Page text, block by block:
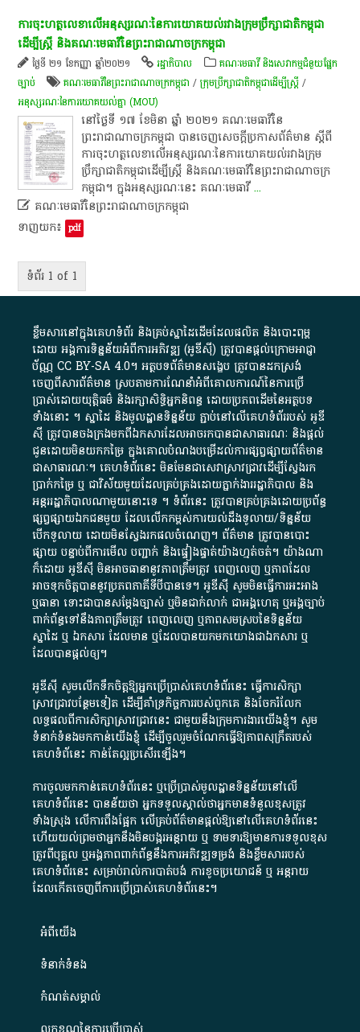
ការ​ចុះហត្ថលេខា​លើ​អនុស្សរណៈ​នៃ​ការ​យោគយល់​រវាង​ក្រុមប្រឹក្សា​ជាតិ​កម្ពុជា​
ដើម្បី​ស្ត្រី​ និង​គណៈមេធាវី​នៃ​ព្រះរាជាណាចក្រ​កម្ពុជា
ថ្ងៃទី ២១ ខែកញ្ញា ឆ្នាំ២០២១ រដ្ឋាភិបាល
គណៈមេធាវី និងសេវាកម្មជំនួយផ្នែក
ច្បាប់
គណៈមេធាវី​នៃ​ព្រះរាជាណាចក្រ​​កម្ពុជា​ /​ក្រុមប្រឹក្សា​ជាតិ​កម្ពុជា​ដើម្បី​ស្ត្រី /
អនុស្សរណៈនៃការយោគយល់គ្នា (MOU)
​នៅ​ថ្ងៃ​ទី​ ១៧​ ខែ​មិ​នា​ ឆ្នាំ​ ២០២១​ គណៈមេធាវី​នៃ​
ព្រះរាជាណាចក្រ​កម្ពុជា​ បាន​ចេញ​សេចក្តី​ប្រកាស​ព័ត៌មាន​ ស្តី​ពី​
ការ​ចុះហត្ថលេខា​លើ​អនុស្សរណៈ​នៃ​ការ​យោគយល់​រវាង​ក្រុម
ប្រឹក្សា​ជាតិ​កម្ពុជា​ដើម្បី​ស្ត្រី​ និង​គណៈមេធាវី​នៃ​ព្រះរាជាណាចក្រ​
កម្ពុជា​។​ ​ក្នុង​អនុស្សរណៈ​នេះ​ គណៈមេធាវី...
 គណៈមេធាវី​នៃ​ព្រះរាជាណាចក្រ​កម្ពុជា
ទាញយក៖ pdf
ទំព័រ 1 of 1
ខ្លឹមសារ​នៅ​ក្នុង​គេហទំព័រ និង​គ្រប់​ស្នា​ដៃ​ដើម​ដែល​ផលិត​ និង​បោះពុម្ព​
ដោយ​ អង្គការ​ទិន្នន័យ​អំពី​ការអភិវឌ្ឍ​​ (អូ​ឌី​ស៊ី)​ ត្រូវ​បាន​ផ្តល់​ក្រោម​អាជ្ញា
ប័ណ្ណ​CC BY-SA 4.0។​ អត្ថបទ​ព័ត៌មាន​សង្ខេប​ ត្រូវ​បាន​ដកស្រង់​
ចេញពី​សារព័ត៌មាន ស្របតាមការ​ណែនាំ​អំពី​គោលការណ៍​នៃ​ការ​ប្រើ
ប្រាស់​ដោយ​យុត្តិធម៌​ និង​រក្សាសិទ្ធិអ្នកនិពន្ធ ដោយ​ប្រភពដើម​នៃ​​អត្ថបទ
ទាំង​នោះ​ ។​ ស្នាដៃ​ និង​មូលដ្ឋាន​ទិន្នន័យ ​ភ្ជាប់​នៅ​លើ​គេហទំព័រ​របស់​ អូ​ឌី​
ស៊ី​ ត្រូវ​បាន​ចងក្រង​មក​ពី​ឯកសារ​ដែល​អាច​រក​បានជា​សាធារណៈ​ និង​ផ្តល់​
ជូន​ដោយ​មិន​យក​កម្រៃ​ ក្នុង​គោលបំណង​បម្រើ​ដល់ការ​ផ្សព្វផ្សាយ​ព័ត៌មាន​
ជា​សាធារណៈ​។​ គេហទំព័រ​នេះ​ មិនមែន​ជា​សេវា​ស្រាវជ្រាវ​ដើម្បី​ស្វែងរក
ប្រាក់​កម្រៃ​ ឬ​ ជា​វិស័យ​មួយ​ដែល​គ្រប់គ្រង​ដោយ​ភ្នាក់ងារ​រដ្ឋាភិបាល​ និង ​
អន្តររដ្ឋាភិបាល​ណាមួយ​នោះ​ទេ ​។​ ទំព័រ​នេះ​ ត្រូវ​បាន​គ្រប់គ្រង​ដោយ​ប្រព័ន្ធ​
ផ្សព្វផ្សាយ​ឯកជន​មួយ​ ដែល​លើកកម្ពស់​ការ​យល់​ដឹង​ទូលាយ​/​ទិន្នន័យ​
បើក​ទូលាយ​ ដោយ​មិនស្វែង​រក​ផល​ចំណេញ​។​ ព័ត៌មាន​ ត្រូវ​បាន​បោះ
ផ្សាយ​ បន្ទាប់​ពី​ការ​មើល​ បញ្ជាក់​ និង​ផ្ទៀងផ្ទាត់​យ៉ាង​ហ្មត់ចត់​។​ យ៉ាងណា​
ក៏​ដោយ​ អូ​ឌី​ស៊ី​ មិន​អាច​ធានា​នូវ​ភាព​ត្រឹមត្រូវ​ ពេញលេញ​ ឬ​ភាព​ដែល​
អាច​ទុកចិត្ត​បាននូវ​ប្រភព​ភាគី​ទី​បី​បាន​ទេ​។​ អូ​ឌី​ស៊ី​ សូម​មិន​ធ្វើការ​អះអាង​
ឬ​ធានា​ ទោះជា​បាន​សម្តែង​ច្បាស់​ ឬ​មិន​ជាក់លាក់​ ជា​អង្គហេតុ​ ឬ​អង្គច្បាប់​
ពាក់ព័ន្ធ​ទៅ​នឹង​ភាព​ត្រឹមត្រូវ​ ពេញលេញ​ ឬ​ភាព​សម​ស្រប​នៃ​ទិន្នន័យ​
ស្នាដៃ​ ឬ​ ឯកសារ​ ដែល​មាន​ ឬ​ដែល​បាន​យក​មក​យោង​ជា​ឯកសារ​ ឬ​
ដែល​បាន​ផ្តល់​ឲ្យ​។
អូឌីស៊ី សូមលើកទឹកចិត្តឱ្យអ្នកប្រើប្រាស់គេហទំព័រនេះ ធ្វើការសិក្សា
ស្រាវជ្រាវបន្ថែមទៀត ដើម្បីគាំទ្រកិច្ចការ​របស់ពួកគេ និងចែករំលែក
លទ្ធផលពីការសិក្សាស្រាវជ្រាវនេះ ជាមួយនឹងក្រុមការងារយើងខ្ញុំ។ សូម
ទំនាក់ទំនងមកកាន់យើងខ្ញុំ ដើម្បីចូលរួមចំណែកធ្វើឱ្យភាពសុក្រឹតរបស់
គេហទំព័នេះ កាន់តែល្អប្រសើរឡើង។
ការចូលមកកាន់គេហទំព័រនេះ ឬប្រើប្រាស់មូលដ្ឋានទិន្នន័យនៅលើ
គេហទំព័រនេះ បានន័យថា អ្នកទទួលស្គាល់ថាអ្នកមានទំនួលខុសត្រូវ
ទាំងស្រុង លើការពឹងផ្អែក លើគ្រប់ព័ត៌មានផ្តល់ឱ្យនៅលើគេហទំព័រនេះ
ហើយយល់ព្រមថាអ្នកនឹងមិនបង្ករអន្តរាយ ឬ ទាមទារ​ឱ្យមានការទទួលខុស​
ត្រូវពីបុគ្គល ឬអង្គភាពពាក់ព័ន្ធនឹងការអភិវឌ្ឍទម្រង់ និងខ្លឹមសាររបស់
គេហទំព័រនេះ សម្រាប់រាល់ការបាត់បង់ ការខូចប្រយោជន៍ ឬ អន្តរាយ
ដែលកើតចេញពីការប្រើប្រាស់គេហទំព័រនេះ។
អំពី​យើង​
ទំនាក់ទំនង
កំណត់សម្គាល់